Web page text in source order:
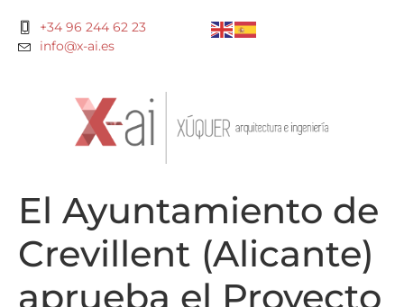
+34 96 244 62 23
info@x-ai.es
El Ayuntamiento de
Crevillent (Alicante)
aprueba el Proyecto